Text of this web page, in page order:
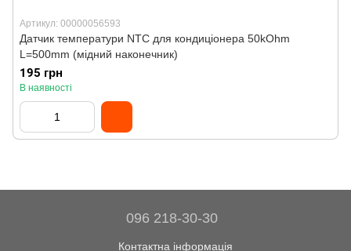
Артикул: 00000056593
Датчик температури NTC для кондиціонера 50kOhm
L=500mm (мідний наконечник)
195 грн
В наявності
096 218-30-30
Контактна інформація